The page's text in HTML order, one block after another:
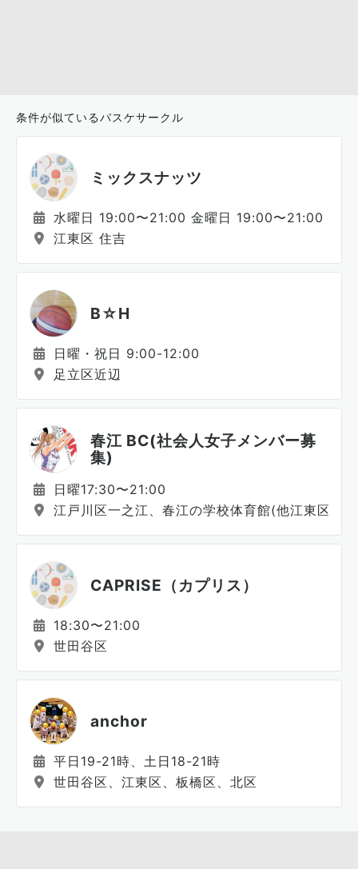
条件が似ているバスケサークル
ミックスナッツ
水曜日 19:00〜21:00 金曜日 19:00〜21:00
江東区 住吉
B☆H
日曜・祝日 9:00-12:00
足立区近辺
春江 BC(社会人女子メンバー募
集)
日曜17:30〜21:00
江戸川区一之江、春江の学校体育館(他江東区あ
CAPRISE（カプリス）
18:30〜21:00
世田谷区
anchor
平日19-21時、土日18-21時
世田谷区、江東区、板橋区、北区